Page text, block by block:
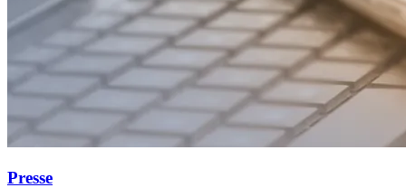
Presse